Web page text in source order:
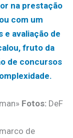
na prestação
com um
avaliação de
fruto da
de concursos
Fotos: DeF
de